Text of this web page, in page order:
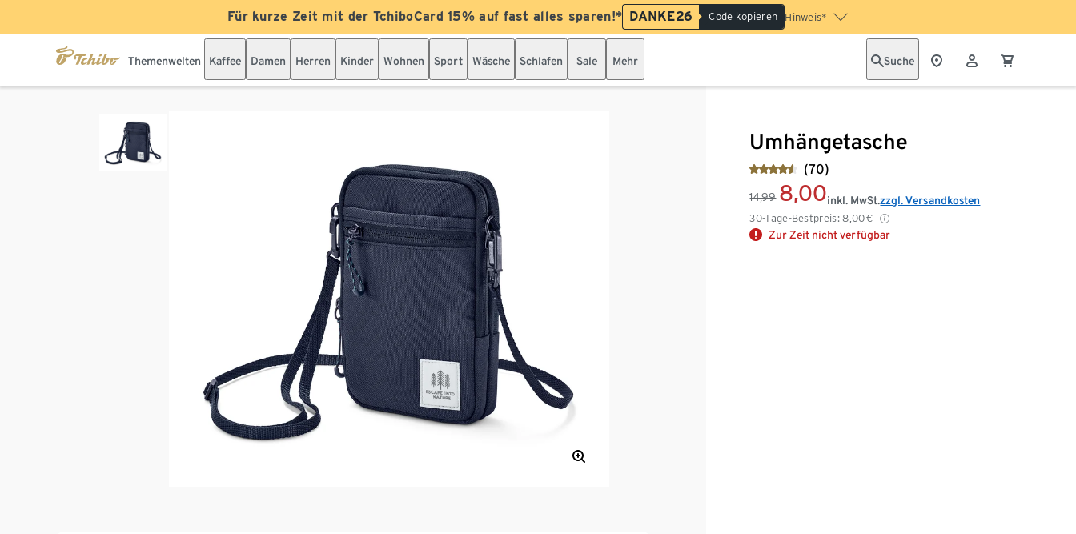
Für kurze Zeit mit der TchiboCard 15% auf fast alles sparen!* DANKE26 Code kopieren Hinweis*
Themenwelten Kaffee Damen Herren Kinder Wohnen Sport Wäsche Schlafen Sale Mehr Suche
Umhängetasche
(70)
14,99 8,00
30-Tage-Bestpreis: 8,00€
inkl. MwSt.zzgl. Versandkosten
Zur Zeit nicht verfügbar